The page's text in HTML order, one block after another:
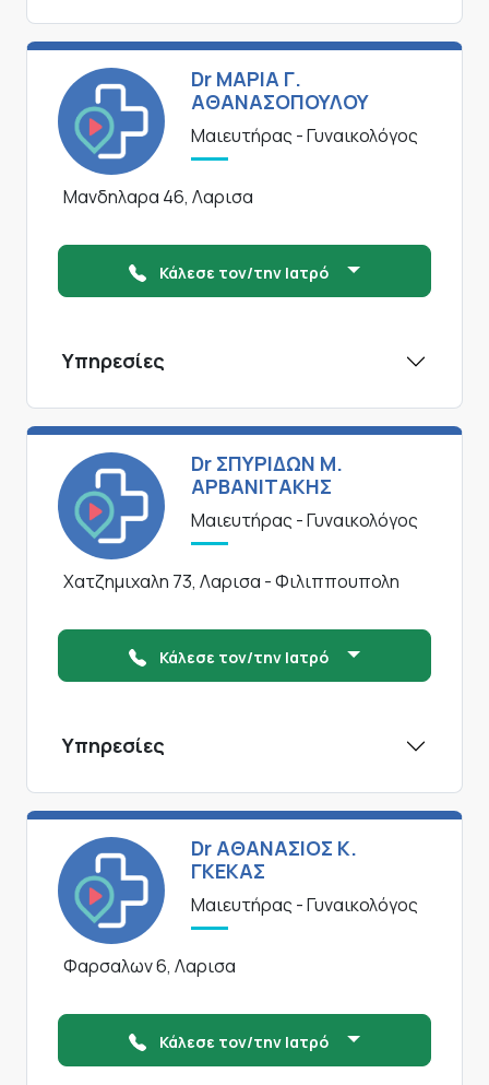
Dr ΜΑΡΙΑ Γ.
ΑΘΑΝΑΣΟΠΟΥΛΟΥ
Μαιευτήρας - Γυναικολόγος
Μανδηλαρα 46, Λαρισα
Κάλεσε τον/την Ιατρό
Υπηρεσίες
Dr ΣΠΥΡΙΔΩΝ Μ.
ΑΡΒΑΝΙΤΑΚΗΣ
Μαιευτήρας - Γυναικολόγος
Χατζημιχαλη 73, Λαρισα - Φιλιππουπολη
Κάλεσε τον/την Ιατρό
Υπηρεσίες
Dr ΑΘΑΝΑΣΙΟΣ Κ.
ΓΚΕΚΑΣ
Μαιευτήρας - Γυναικολόγος
Φαρσαλων 6, Λαρισα
Κάλεσε τον/την Ιατρό